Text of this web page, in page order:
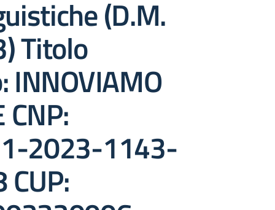
(D.M.
Titolo
INNOVIAMO
2023-1143-